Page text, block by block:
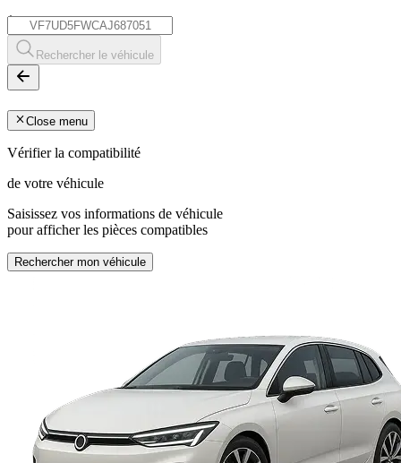
*
Rechercher le véhicule
Close menu
Vérifier la compatibilité
de votre véhicule
Saisissez vos informations de véhicule
pour afficher les pièces compatibles
Rechercher mon véhicule